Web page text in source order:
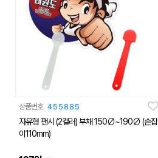
상품번호 455885
자유형 팬시 (2컬러) 부채 150∅~190∅ (손잡
이110mm)